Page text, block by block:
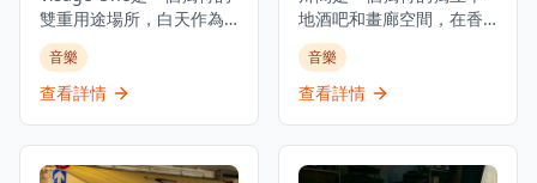
息，牆上掛滿了音樂紀念
品和照片，見證了香港音
樂文化的發展歷程。每晚
都有專業的爵士樂和藍調
的氛圍輕鬆友好，無論是
境優雅舒適，融合了歷史
建築的韻味與現代音樂的
魅力，讓客人在欣賞現場
音樂的同時，感受歷史文
化的獨特魅力。
雙重用途場所，白天作為
專業髮廊營運，每逢星期
六晚上則搖身一變成為親
密的爵士酒吧。店主兼現
11:30開放這個小型髮廊，
音樂
查看詳情
地酒吧和畫廊空間，在香
港蘇豪區作為私人爵士俱
樂部營運。位於荷李活道
旁的隱蔽小巷內，這個親
會、星期二的開放麥克風
音樂
查看詳情